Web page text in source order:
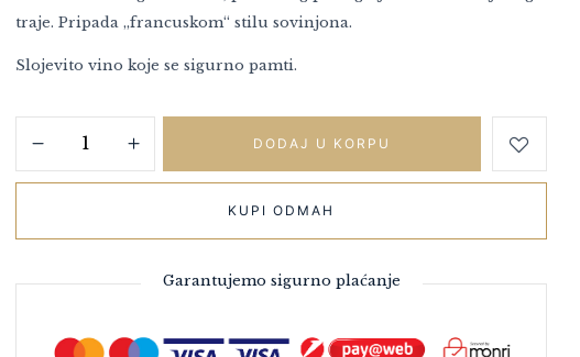
traje. Pripada „francuskom“ stilu sovinjona.
Slojevito vino koje se sigurno pamti.
DODAJ U KORPU
KUPI ODMAH
Garantujemo sigurno plaćanje